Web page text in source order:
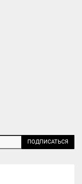
ПОДПИСАТЬСЯ